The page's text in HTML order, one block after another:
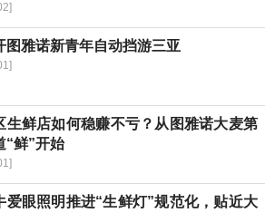
图雅诺新青年自动挡游三亚
生鲜店如何稳赚不亏？从图雅诺大麦第
“鲜”开始
爱眼照明推进“生鲜灯”规范化，贴近大